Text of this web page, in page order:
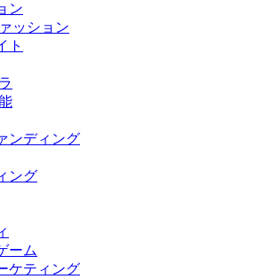
ン
ッション
ト
ンディング
ング
ーム
ケティング